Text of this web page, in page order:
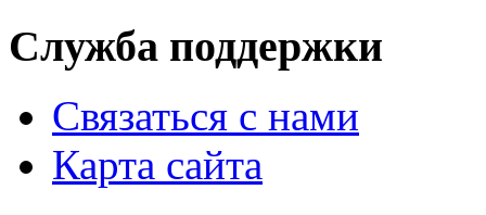
Служба поддержки
Связаться с нами
Карта сайта